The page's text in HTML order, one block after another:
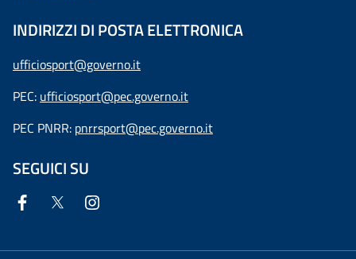
INDIRIZZI DI POSTA ELETTRONICA
ufficiosport@governo.it
PEC: ufficiosport@pec.governo.it
PEC PNRR: pnrrsport@pec.governo.it
SEGUICI SU